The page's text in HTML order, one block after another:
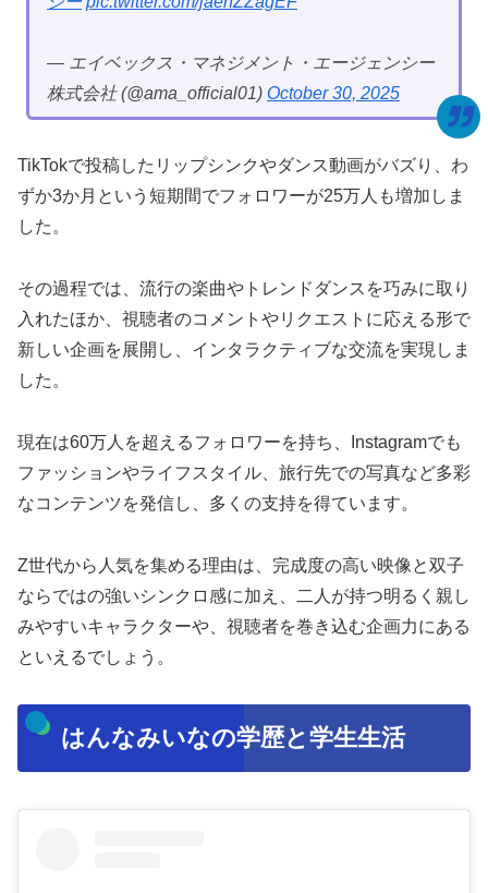
— エイベックス・マネジメント・エージェンシー
株式会社 (@ama_official01) October 30, 2025
TikTokで投稿したリップシンクやダンス動画がバズり、わ
ずか3か月という短期間でフォロワーが25万人も増加しま
した。
その過程では、流行の楽曲やトレンドダンスを巧みに取り
入れたほか、視聴者のコメントやリクエストに応える形で
新しい企画を展開し、インタラクティブな交流を実現しま
した。
現在は60万人を超えるフォロワーを持ち、Instagramでも
ファッションやライフスタイル、旅行先での写真など多彩
なコンテンツを発信し、多くの支持を得ています。
Z世代から人気を集める理由は、完成度の高い映像と双子
ならではの強いシンクロ感に加え、二人が持つ明るく親し
みやすいキャラクターや、視聴者を巻き込む企画力にある
といえるでしょう。
はんなみいなの学歴と学生生活